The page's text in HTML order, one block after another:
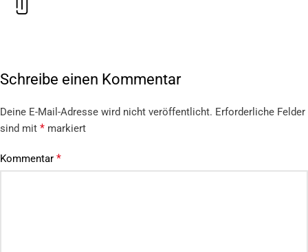
Schreibe einen Kommentar
Deine E-Mail-Adresse wird nicht veröffentlicht. Erforderliche Felder
sind mit * markiert
Kommentar *